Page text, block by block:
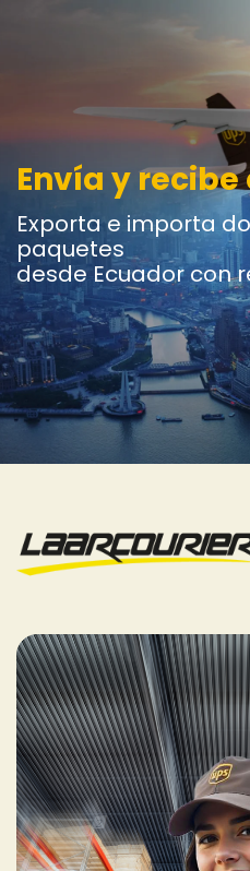
Envía y recibe
Exporta e importa
paquetes
desde Ecuador con